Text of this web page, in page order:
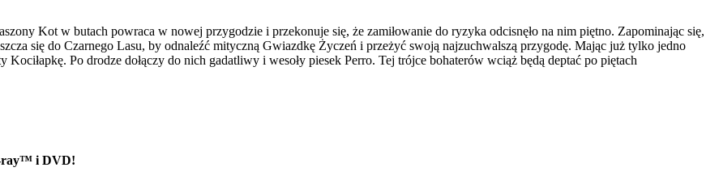
Kot w butach powraca w nowej przygodzie i przekonuje się, że zamiłowanie do ryzyka odcisnęło na nim piętno. Zapominając się,
się do Czarnego Lasu, by odnaleźć mityczną Gwiazdkę Życzeń i przeżyć swoją najzuchwalszą przygodę. Mając już tylko jedno
Po drodze dołączy do nich gadatliwy i wesoły piesek Perro. Tej trójce bohaterów wciąż będą deptać po piętach
ray™ i DVD!